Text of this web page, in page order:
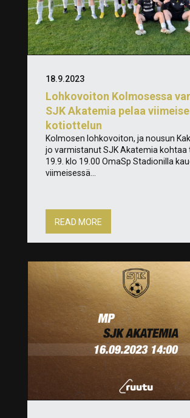
Lohkovoiton Kolmosessa
SJK Akatemia pelaa
kotiottelun
18.9.2023
Kolmosen lohkovoiton, ja nousun
jo varmistanut SJK Akatemia kohtaa
19.9. klo 19.00 OmaSp Stadionilla
viimeisessä...
READ MORE